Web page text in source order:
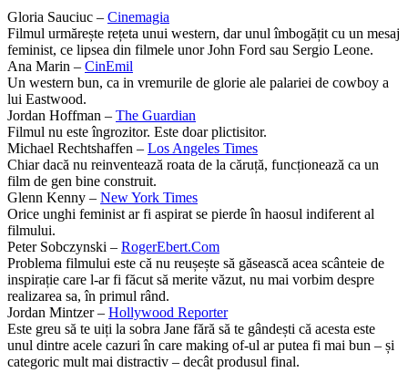
Gloria Sauciuc – Cinemagia
Filmul urmărește rețeta unui western, dar unul îmbogățit cu un mesaj
feminist, ce lipsea din filmele unor John Ford sau Sergio Leone.
Ana Marin – CinEmil
Un western bun, ca in vremurile de glorie ale palariei de cowboy a
lui Eastwood.
Jordan Hoffman – The Guardian
Filmul nu este îngrozitor. Este doar plictisitor.
Michael Rechtshaffen – Los Angeles Times
Chiar dacă nu reinventează roata de la căruță, funcționează ca un
film de gen bine construit.
Glenn Kenny – New York Times
Orice unghi feminist ar fi aspirat se pierde în haosul indiferent al
filmului.
Peter Sobczynski – RogerEbert.Com
Problema filmului este că nu reușește să găsească acea scânteie de
inspirație care l-ar fi făcut să merite văzut, nu mai vorbim despre
realizarea sa, în primul rând.
Jordan Mintzer – Hollywood Reporter
Este greu să te uiți la sobra Jane fără să te gândești că acesta este
unul dintre acele cazuri în care making of-ul ar putea fi mai bun – și
categoric mult mai distractiv – decât produsul final.